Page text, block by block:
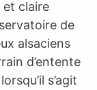
et claire
de
alsaciens
d’entente
s’agit